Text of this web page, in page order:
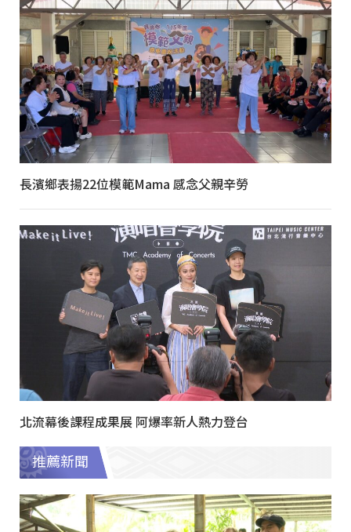
長濱鄉表揚22位模範Mama 感念父親辛勞
北流幕後課程成果展 阿爆率新人熱力登台
推薦新聞